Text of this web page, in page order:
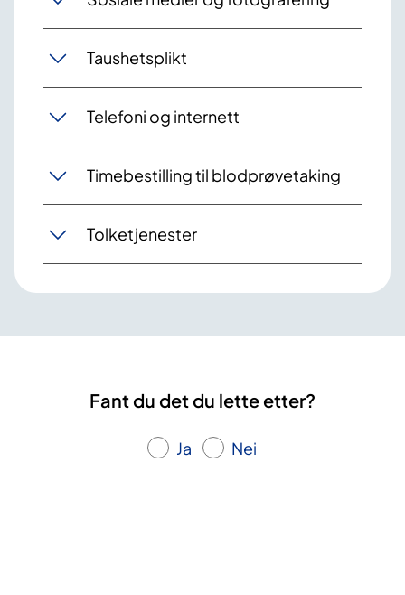
Taushetsplikt
Telefoni og internett
Timebestilling til blodprøvetaking
Tolketjenester
Fant du det du lette etter?
Ja Nei